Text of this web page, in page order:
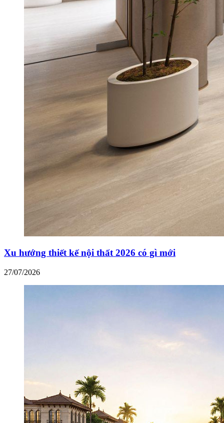
Xu hướng thiết kế nội thất 2026 có gì mới
27/07/2026